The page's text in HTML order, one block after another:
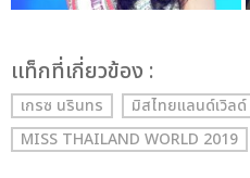
เเท็กที่เกี่ยวข้อง :
เกรซ นรินทร
มิสไทยแลนด์เวิล
MISS THAILAND WORLD 2019